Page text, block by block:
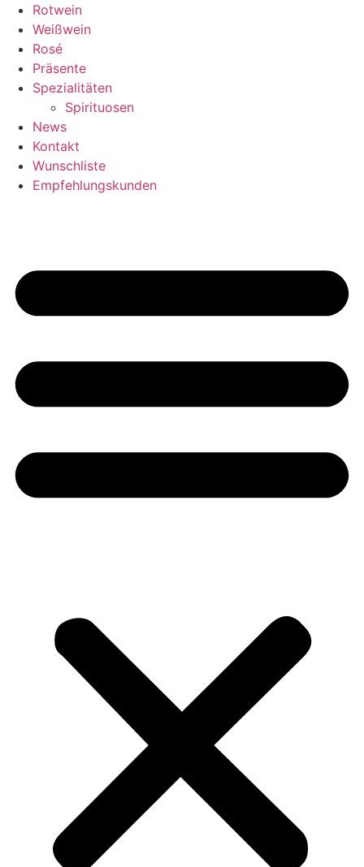
Zum
Inhalt
springen
Rotwein
Weißwein
Rosé
Präsente
Spezialitäten
Spirituosen
News
Kontakt
Wunschliste
Empfehlungskunden